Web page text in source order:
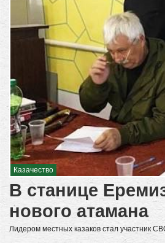
Казачество
В станице
нового атамана
Лидером местных казаков стал участник